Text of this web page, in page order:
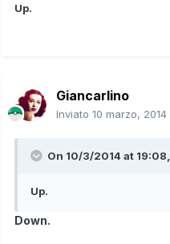
Up.
Giancarlino
Inviato 10 marzo, 2014
On 10/3/2014 at
Up.
Down.